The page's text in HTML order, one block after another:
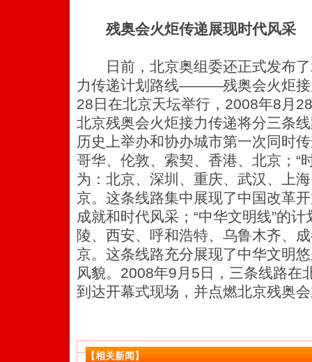
残奥会火炬传递展现时代风采
日前，北京奥组委还正式发布了
力传递计划路线———残奥会火炬接
28日在北京天坛举行，2008年8月
北京残奥会火炬接力传递将分三条
历史上举办和协办城市第一次同时
哥华、伦敦、索契、香港、北京；“
为：北京、深圳、重庆、武汉、上
京。这条线路集中展现了中国改革
成就和时代风采；“中华文明线”的
陵、西安、呼和浩特、乌鲁木齐、
京。这条线路充分展现了中华文明
风貌。2008年9月5日，三条线路在
到达开幕式现场，并点燃北京残奥
【相关新闻】